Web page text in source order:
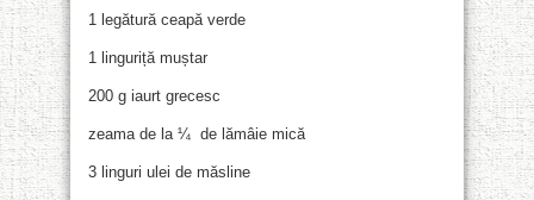
1 legătură ceapă verde
1 linguriță muștar
200 g iaurt grecesc
zeama de la ¼ de lămâie mică
3 linguri ulei de măsline